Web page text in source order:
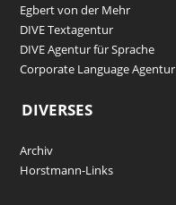
Egbert von der Mehr
DIVE Textagentur
DIVE Agentur für Sprache
Corporate Language Agentur
DIVERSES
Archiv
Horstmann-Links